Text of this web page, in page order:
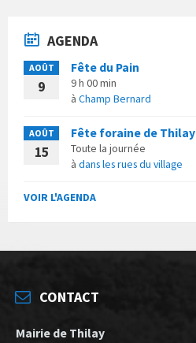
AGENDA
AOÛT
9
Fête du Pain
9 h 00 min
à Champ Bernard
AOÛT
15
Fête foraine de Thilay
Toute la journée
à dans les rues du village
VOIR L'AGENDA
CONTACT
Mairie de Thilay